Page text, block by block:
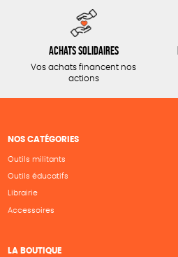
Achats solidaires
Vos achats financent nos
actions
NOS CATÉGORIES
Outils militants
Outils éducatifs
Librairie
Accessoires
LA BOUTIQUE